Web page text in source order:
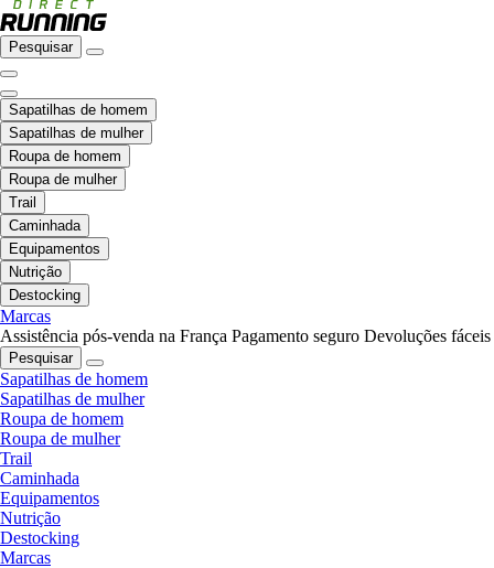
Pesquisar
Sapatilhas de homem
Sapatilhas de mulher
Roupa de homem
Roupa de mulher
Trail
Caminhada
Equipamentos
Nutrição
Destocking
Marcas
Assistência pós-venda na França Pagamento seguro Devoluções fáceis
Pesquisar
Sapatilhas de homem
Sapatilhas de mulher
Roupa de homem
Roupa de mulher
Trail
Caminhada
Equipamentos
Nutrição
Destocking
Marcas